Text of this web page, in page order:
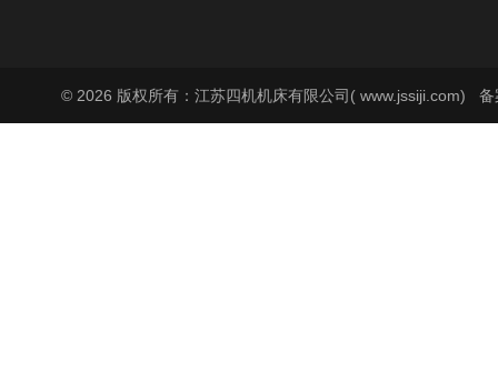
© 2026 版权所有：江苏四机机床有限公司( www.jssiji.com) 备